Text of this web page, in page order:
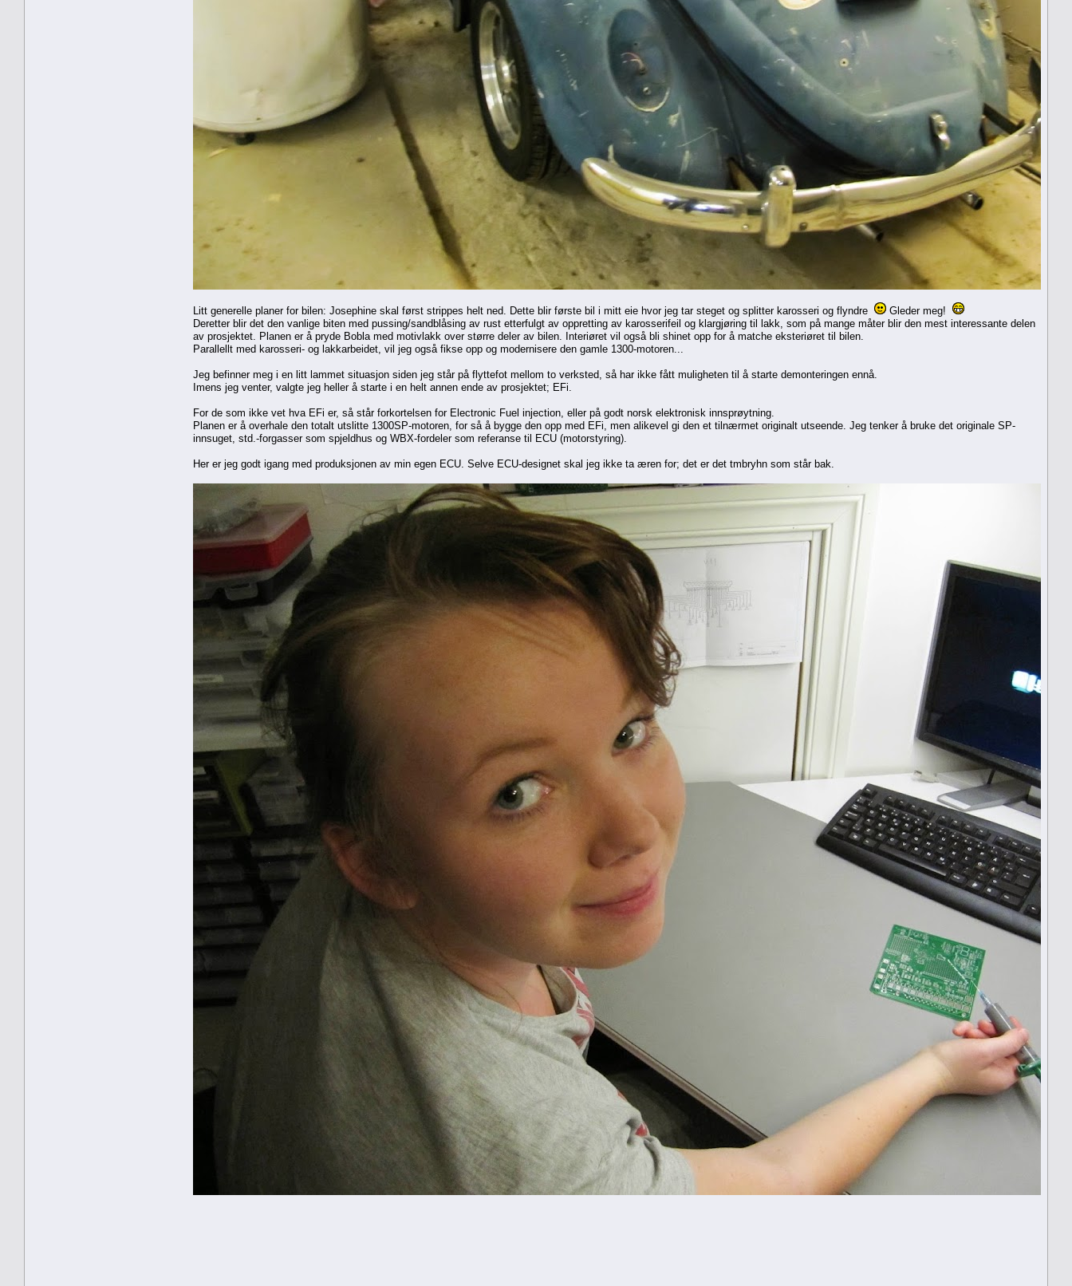
Litt generelle planer for bilen: Josephine skal først strippes helt ned. Dette blir første bil i mitt eie hvor jeg tar steget og splitter karosseri og flyndre
Gleder meg!
Deretter blir det den vanlige biten med pussing/sandblåsing av rust etterfulgt av oppretting av karosserifeil og klargjøring til lakk, som på mange måter blir den mest interessante delen
av prosjektet. Planen er å pryde Bobla med motivlakk over større deler av bilen. Interiøret vil også bli shinet opp for å matche eksteriøret til bilen.
Parallellt med karosseri- og lakkarbeidet, vil jeg også fikse opp og modernisere den gamle 1300-motoren...
Jeg befinner meg i en litt lammet situasjon siden jeg står på flyttefot mellom to verksted, så har ikke fått muligheten til å starte demonteringen ennå.
Imens jeg venter, valgte jeg heller å starte i en helt annen ende av prosjektet; EFi.
For de som ikke vet hva EFi er, så står forkortelsen for Electronic Fuel injection, eller på godt norsk elektronisk innsprøytning.
Planen er å overhale den totalt utslitte 1300SP-motoren, for så å bygge den opp med EFi, men alikevel gi den et tilnærmet originalt utseende. Jeg tenker å bruke det originale SP-
innsuget, std.-forgasser som spjeldhus og WBX-fordeler som referanse til ECU (motorstyring).
Her er jeg godt igang med produksjonen av min egen ECU. Selve ECU-designet skal jeg ikke ta æren for; det er det tmbryhn som står bak.